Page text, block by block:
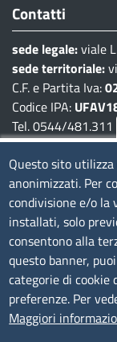
Contatti
sede legale:viale
sede territoriale:
C.F. e Partita Iva:
Codice IPA:
Tel. 0544/
Pec:
Bandi di gara
Bilanci
Concorsi e selezioni
Procedimenti
Provvedimenti
Questo sito
anonimizzati. Per
condivisione e/o la
installati, solo
consentono alla
questo banner,
categorie di cookie
preferenze. Per
Maggiori